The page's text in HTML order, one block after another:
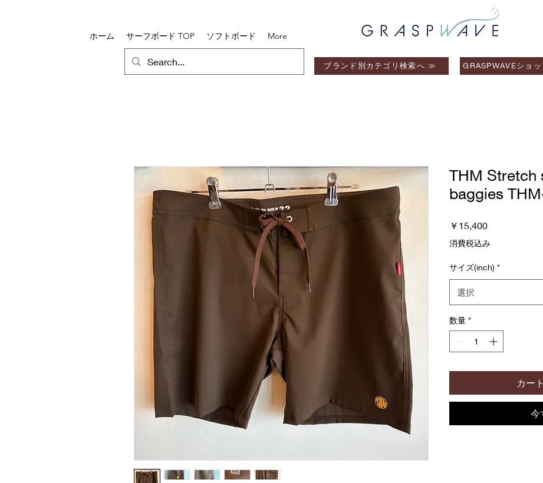
ホーム サーフボード TOP ソフトボード More
ブランド別カテゴリ検索へ ≫ GRASPWAVEショ
THM Stretch
baggies
￥15,400価
格
消費税込み
サイズ(inch) *
選択
数量 *
カー
今